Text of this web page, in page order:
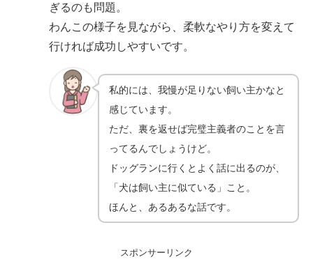
ぎるのも問題。
わんこの様子を見ながら、柔軟なやり方を変えて
行ければ成功しやすいです。
私的には、我慢が足りない飼い主かなと
感じています。
ただ、裏を返せば完璧主義者のことを言
ってるんでしょうけど。
ドッグランに行くとよく話に出るのが、
「犬は飼い主に似ている」こと。
ほんと、あるあるな話です。
スポンサーリンク